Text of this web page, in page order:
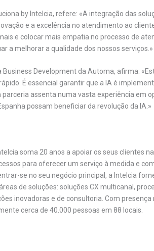
by Intelcia, refere: «A integração das
e a excelência no atendimento ao
e colocar mais empatia no processo de
a melhorar a qualidade dos nossos serviços.»
Business Development da Automa, afirma:
É essencial garantir que a IA é
assenta numa vasta experiência em
possam beneficiar da revolução da IA.»
soma 20 anos a apoiar os seus clientes
para oferecer um serviço à medida e
se no seu negócio principal, a Intelcia
de soluções: soluções CX multicanal,
inovadoras e de consultoria. Com presença
cerca de 40.000 pessoas em 88 locais.